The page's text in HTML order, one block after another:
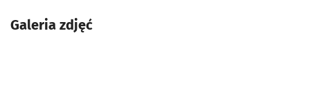
Galeria zdjęć